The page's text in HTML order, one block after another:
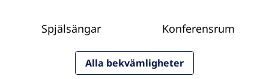
Spjälsängar Konferensrum
Alla bekvämligheter